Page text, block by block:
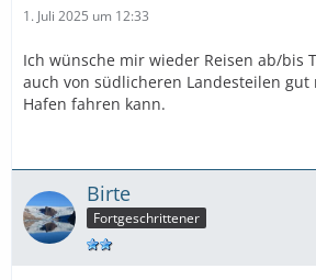
1. Juli 2025 um 12:33
Ich wünsche mir wieder Reisen ab/bis
auch von südlicheren Landesteilen gut
Hafen fahren kann.
Birte
Fortgeschrittener